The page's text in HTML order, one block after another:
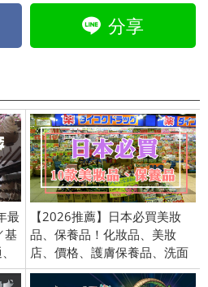
分享
最
基
【2026推薦】日本必買美妝
品、保養品！化妝品、美妝
店、價格、護膚保養品、洗面
乳、護手霜、面膜、睫毛膏